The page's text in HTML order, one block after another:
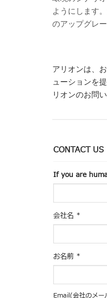
ようにします
のアップグレ
アリオンは、
ューションを
リオンのお問
CONTACT US
If you are
会社名 *
お名前 *
Email(会社のメー